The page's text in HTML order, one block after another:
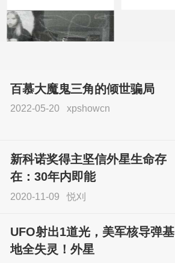
sskfn
百慕大魔鬼三角的倾世骗局
2022-05-20 xpshowcn
新科诺奖得主坚信外星生命存
在：30年内即能
2020-11-09 悦刈
UFO射出1道光，美军核导弹基
地全失灵！外星